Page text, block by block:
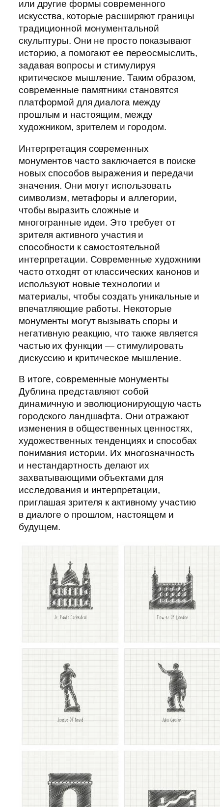
или другие формы современного
искусства, которые расширяют границы
традиционной монументальной
скульптуры. Они не просто показывают
историю, а помогают ее переосмыслить,
задавая вопросы и стимулируя
критическое мышление. Таким образом,
современные памятники становятся
платформой для диалога между
прошлым и настоящим, между
художником, зрителем и городом.
Интерпретация современных
монументов часто заключается в поиске
новых способов выражения и передачи
значения. Они могут использовать
символизм, метафоры и аллегории,
чтобы выразить сложные и
многогранные идеи. Это требует от
зрителя активного участия и
способности к самостоятельной
интерпретации. Современные художники
часто отходят от классических канонов и
используют новые технологии и
материалы, чтобы создать уникальные и
впечатляющие работы. Некоторые
монументы могут вызывать споры и
негативную реакцию, что также является
частью их функции — стимулировать
дискуссию и критическое мышление.
В итоге, современные монументы
Дублина представляют собой
динамичную и эволюционирующую часть
городского ландшафта. Они отражают
изменения в общественных ценностях,
художественных тенденциях и способах
понимания истории. Их многозначность
и нестандартность делают их
захватывающими объектами для
исследования и интерпретации,
приглашая зрителя к активному участию
в диалоге о прошлом, настоящем и
будущем.